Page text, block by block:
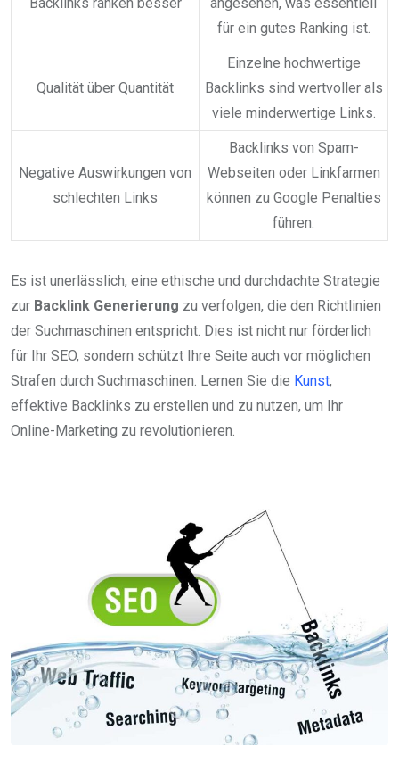
für ein gutes Ranking ist.
Qualität über Quantität
Einzelne hochwertige
Backlinks sind wertvoller als
viele minderwertige Links.
Negative Auswirkungen von
schlechten Links
Backlinks von Spam-
Webseiten oder Linkfarmen
können zu Google Penalties
führen.
Es ist unerlässlich, eine ethische und durchdachte Strategie
zur Backlink Generierung zu verfolgen, die den Richtlinien
der Suchmaschinen entspricht. Dies ist nicht nur förderlich
für Ihr SEO, sondern schützt Ihre Seite auch vor möglichen
Strafen durch Suchmaschinen. Lernen Sie die Kunst,
effektive Backlinks zu erstellen und zu nutzen, um Ihr
Online-Marketing zu revolutionieren.